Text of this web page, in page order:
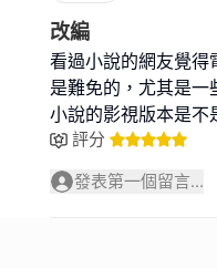
改編
看過小說的網友覺得
是難免的，尤其是
小說的影視版本是不
評分
發表第一個留言...